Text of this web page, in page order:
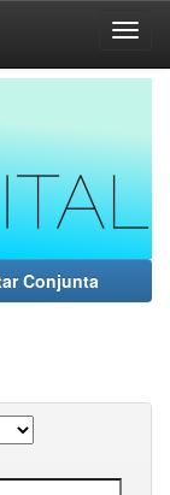
Conjunta